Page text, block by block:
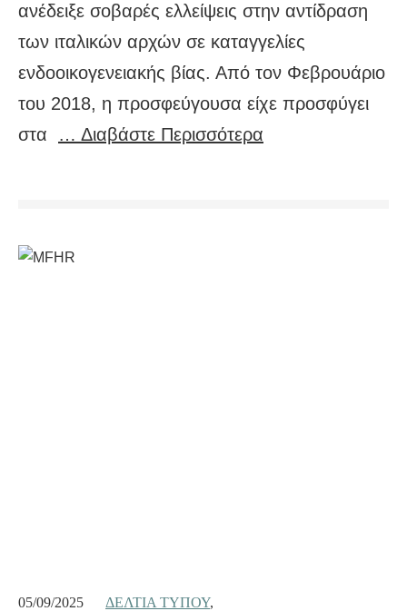
ανέδειξε σοβαρές ελλείψεις στην αντίδραση
των ιταλικών αρχών σε καταγγελίες
ενδοοικογενειακής βίας. Από τον Φεβρουάριο
του 2018, η προσφεύγουσα είχε προσφύγει
στα … Διαβάστε Περισσότερα
05/09/2025 ΔΕΛΤΊΑ ΤΎΠΟΥ,